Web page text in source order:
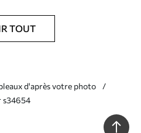
TOUT
d'après votre photo
s34654